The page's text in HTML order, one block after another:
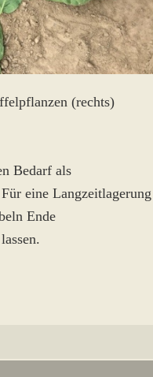
(rechts)
Bedarf als
eine Langzeitlagerung
Ende